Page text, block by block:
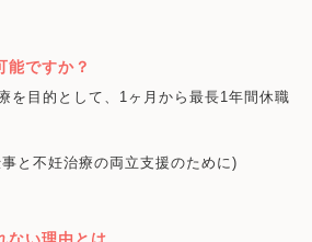
能ですか？
を目的として、1ヶ月から最長1年間休職
と不妊治療の両立支援のために)
ない理由とは